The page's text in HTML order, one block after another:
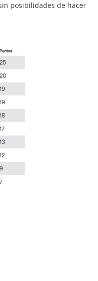
posibilidades de hacer